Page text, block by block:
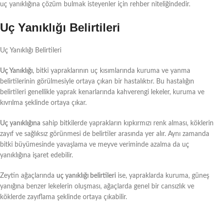
uç yanıklığına çözüm bulmak isteyenler için rehber niteliğindedir.
Uç Yanıklığı Belirtileri
Uç Yanıklığı Belirtileri
Uç Yanıklığı, bitki yapraklarının uç kısımlarında kuruma ve yanma
belirtilerinin görülmesiyle ortaya çıkan bir hastalıktır. Bu hastalığın
belirtileri genellikle yaprak kenarlarında kahverengi lekeler, kuruma ve
kıvrılma şeklinde ortaya çıkar.
Uç yanıklığına sahip bitkilerde yaprakların kıpkırmızı renk alması, köklerin
zayıf ve sağlıksız görünmesi de belirtiler arasında yer alır. Aynı zamanda
bitki büyümesinde yavaşlama ve meyve veriminde azalma da uç
yanıklığına işaret edebilir.
Zeytin ağaçlarında uç yanıklığı belirtileri ise, yapraklarda kuruma, güneş
yanığına benzer lekelerin oluşması, ağaçlarda genel bir cansızlık ve
köklerde zayıflama şeklinde ortaya çıkabilir.